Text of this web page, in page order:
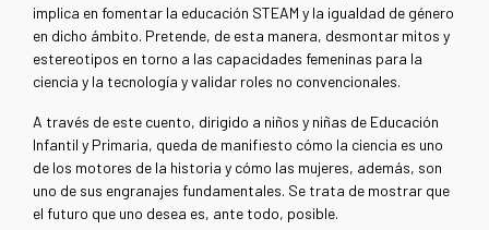
implica en fomentar la educación STEAM y la igualdad de género
en dicho ámbito. Pretende, de esta manera, desmontar mitos y
estereotipos en torno a las capacidades femeninas para la
ciencia y la tecnología y validar roles no convencionales.
A través de este cuento, dirigido a niños y niñas de Educación
Infantil y Primaria, queda de manifiesto cómo la ciencia es uno
de los motores de la historia y cómo las mujeres, además, son
uno de sus engranajes fundamentales. Se trata de mostrar que
el futuro que uno desea es, ante todo, posible.